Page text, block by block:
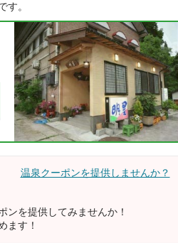
す。
温泉クーポンを提供しませんか？
ンを提供してみませんか！
ます！